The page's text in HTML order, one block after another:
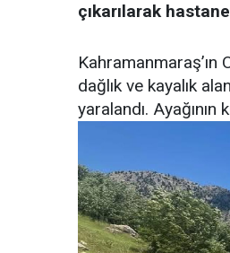
çıkarılarak
dağlık ve kayalık
yaralandı. Ayağının